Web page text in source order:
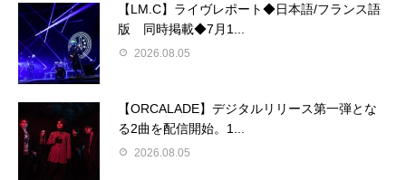
【LM.C】ライヴレポート◆日本語/フランス語
版 同時掲載◆7月1...
2026.08.05
【ORCALADE】デジタルリリース第一弾とな
る2曲を配信開始。1...
2026.08.05